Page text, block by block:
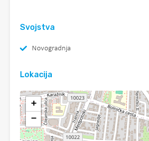
Svojstva
Novogradnja
Lokacija
+
−